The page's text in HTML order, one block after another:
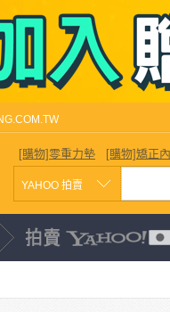
[購物]零重力墊 [購物]矯正